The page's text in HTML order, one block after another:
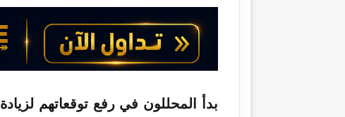
ل
ى
X
ر
ي
د
بدأ المحللون في رفع توقعاتهم لزيادة